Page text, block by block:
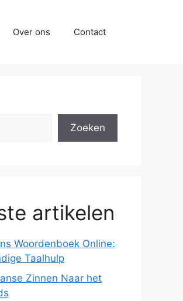
Over ons Contact
Zoeken
artikelen
Woordenboek Online:
Taalhulp
Zinnen Naar het